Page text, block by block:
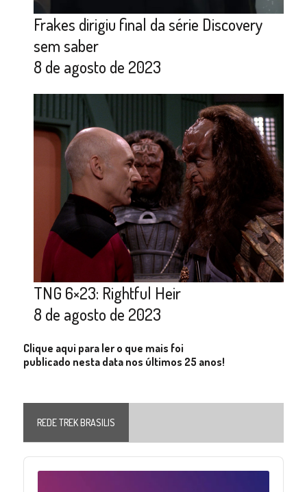
Frakes dirigiu final da série Discovery
sem saber
8 de agosto de 2023
TNG 6×23: Rightful Heir
8 de agosto de 2023
Clique aqui para ler o que mais foi
publicado nesta data nos últimos 25 anos!
REDE TREK BRASILIS
Audio
Player